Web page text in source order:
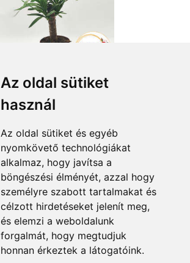
Az oldal sütiket
használ
Az oldal sütiket és egyéb
nyomkövető technológiákat
alkalmaz, hogy javítsa a
böngészési élményét, azzal hogy
személyre szabott tartalmakat és
célzott hirdetéseket jelenít meg,
és elemzi a weboldalunk
forgalmát, hogy megtudjuk
honnan érkeztek a látogatóink.
from HUF13,600
Accepted payment methods